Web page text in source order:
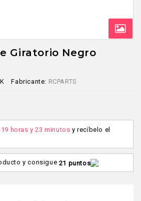
Giratorio Negro
Fabricante: RCPARTS
19 horas y 23 minutos y recíbelo el
y consigue 21 puntos